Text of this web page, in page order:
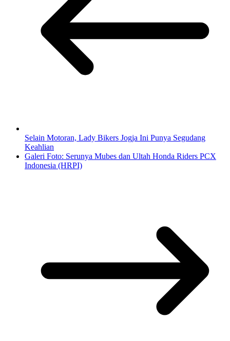
Selain Motoran, Lady Bikers Jogja Ini Punya Segudang
Keahlian
Galeri Foto: Serunya Mubes dan Ultah Honda Riders PCX
Indonesia (HRPI)